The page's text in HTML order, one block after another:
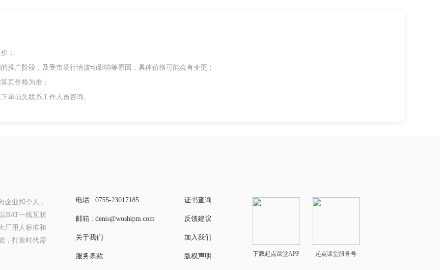
；
推广阶段，及受市场行情波动影响等原因，具体价格可能会有变更；
页价格为准；
单前先联系工作人员咨询。
企业和个人，
BAT一线互联
厂用人标准和
，打造时代需
电话 : 0755-23017185
邮箱 : denis@woshipm.com
关于我们
服务条款
证书查询
反馈建议
加入我们
版权声明 下载起点课堂APP 起点课堂服务号